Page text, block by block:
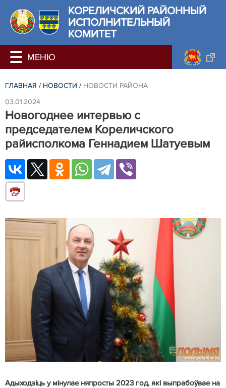
КОРЕЛИЧСКИЙ РАЙОННЫЙ
ИСПОЛНИТЕЛЬНЫЙ
КОМИТЕТ
ГЛАВНАЯ / НОВОСТИ / НОВОСТИ РАЙОНА
03.01.2024
Новогоднее интервью с
председателем Кореличского
райисполкома Геннадием Шатуевым
Адыходзіць у мінулае няпросты 2023 год, які выпрабоўвае на